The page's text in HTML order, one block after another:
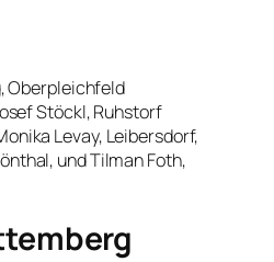
Oberpleichfeld
Stöckl, Ruhstorf
Levay, Leibersdorf,
und Tilman Foth,